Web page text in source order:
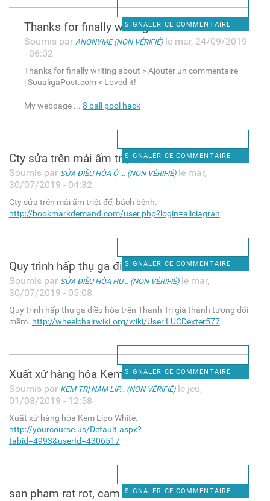
SIGNALER CE COMMENTAIRE
Thanks for finally writing
Soumis par ANONYME (NON VÉRIFIÉ)le mar, 24/09/2019
- 06:02
Thanks for finally writing about > Ajouter un commentaire
| SoualigaPost.com < Loved it!
My webpage ... 8 ball pool hack
SIGNALER CE COMMENTAIRE
Cty sửa trên mái ấm triệt để,
Soumis par SỬA ĐIỀU HÒA Ở ... (NON VÉRIFIÉ)le mar,
30/07/2019 - 04:32
Cty sửa trên mái ấm triệt để, bách bệnh.
http://bookmarkdemand.com/user.php?login=aliciagran
SIGNALER CE COMMENTAIRE
Quy trình hấp thụ ga điều hòa
Soumis par SỬA ĐIỀU HÒA HU... (NON VÉRIFIÉ)le mar,
30/07/2019 - 05:08
Quy trình hấp thụ ga điều hòa trên Thanh Trì giá thành tương đối
mềm. http://wheelchairwiki.org/wiki/User:LUCDexter577
SIGNALER CE COMMENTAIRE
Xuất xứ hàng hóa Kem Lipo
Soumis par KEM TRỊ NÁM LIP... (NON VÉRIFIÉ)le jeu,
01/08/2019 - 12:58
Xuất xứ hàng hóa Kem Lipo White.
http://yourcourse.us/Default.aspx?
tabid=4993&userId=4306517
SIGNALER CE COMMENTAIRE
san pham rat rot, cam on